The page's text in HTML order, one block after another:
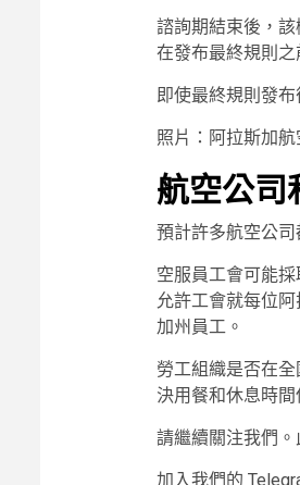
諮詢期結束後，
在發布最終規則之
即使最終規則發
照片：阿拉斯加航
航空公司
預計許多航空公
空服員工會可能
允許工會就每位
加州員工。
勞工組織是否在
決用餐和休息時間
請繼續關注我們
加入我們的